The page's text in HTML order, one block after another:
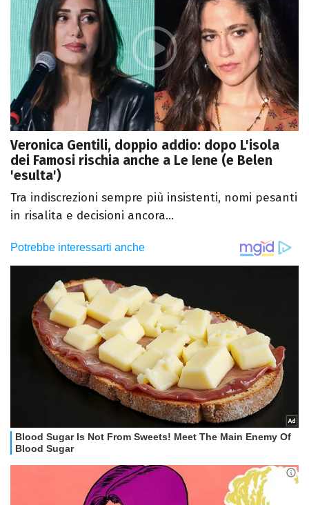
Veronica Gentili, doppio addio: dopo L'isola
dei Famosi rischia anche a Le Iene (e Belen
'esulta')
Tra indiscrezioni sempre più insistenti, nomi pesanti
in risalita e decisioni ancora...